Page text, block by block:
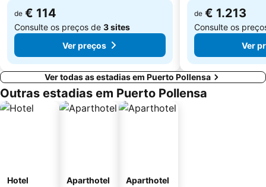
de € 114
Consulte os preços de 3 sites
Ver preços
de € 1.213
Consulte os
Ver
Ver todas as estadias em Puerto Pollensa
Outras estadias em Puerto Pollensa
Hotel Aparthotel Aparthotel